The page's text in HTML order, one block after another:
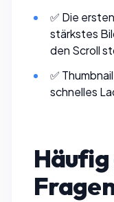
✅ Die
stärkstes
den Scroll
✅
schnelles